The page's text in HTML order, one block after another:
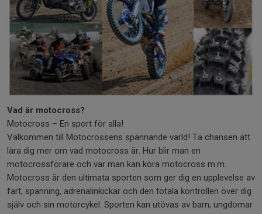
Vad är motocross?
Motocross – En sport för alla!
Välkommen till Motocrossens spännande värld! Ta chansen att
lära dig mer om vad motocross är. Hur blir man en
motocrossförare och var man kan köra motocross m.m.
Motocross är den ultimata sporten som ger dig en upplevelse av
fart, spänning, adrenalinkickar och den totala kontrollen över dig
själv och sin motorcykel. Sporten kan utövas av barn, ungdomar